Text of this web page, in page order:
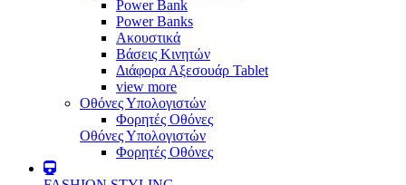
Power Bank
Power Banks
Ακουστικά
Βάσεις Κινητών
Διάφορα Αξεσουάρ Tablet
view more
Οθόνες Υπολογιστών
Φορητές Οθόνες
Οθόνες Υπολογιστών
Φορητές Οθόνες